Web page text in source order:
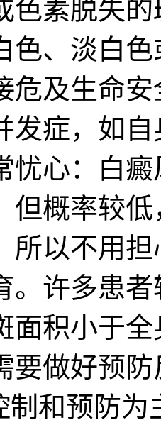
色素脱失
色、淡白
危及生命
发症，如
忧心：白
但概率较
所以不用
。许多患
面积小于
要做好预
制和预防